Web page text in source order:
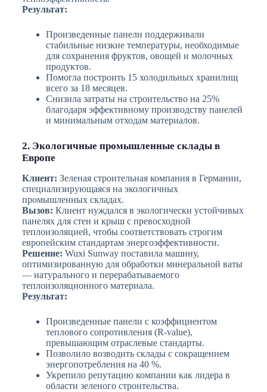
Результат:
Произведенные панели поддерживали
стабильные низкие температуры, необходимые
для сохранения фруктов, овощей и молочных
продуктов.
Помогла построить 15 холодильных хранилищ
всего за 18 месяцев.
Снизила затраты на строительство на 25%
благодаря эффективному производству панелей
и минимальным отходам материалов.
2. Экологичные промышленные склады в
Европе
Клиент: Зеленая строительная компания в Германии,
специализирующаяся на экологичных
промышленных складах.
Вызов: Клиент нуждался в экологически устойчивых
панелях для стен и крыш с превосходной
теплоизоляцией, чтобы соответствовать строгим
европейским стандартам энергоэффективности.
Решение: Wuxi Sunway поставила машину,
оптимизированную для обработки минеральной ваты
— натурального и перерабатываемого
теплоизоляционного материала.
Результат:
Произведенные панели с коэффициентом
теплового сопротивления (R-value),
превышающим отраслевые стандарты.
Позволило возводить склады с сокращением
энергопотребления на 40 %.
Укрепило репутацию компании как лидера в
области зеленого строительства.